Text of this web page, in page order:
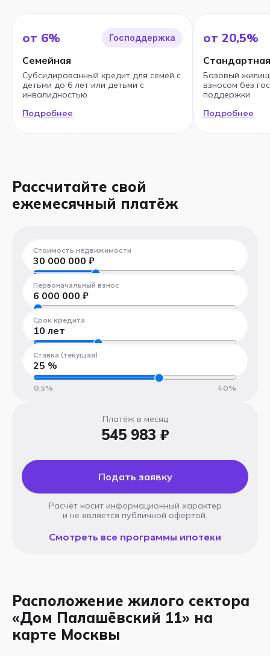
от 6% Господдержка
Семейная
Субсидированный кредит для семей с
детьми до 6 лет или детьми с
инвалидностью
Подробнее
от 20,5%
Стандартная
Базовый
взносом без
поддержки
Подробнее
Рассчитайте свой
ежемесячный платёж
Стоимость недвижимости
30 000 000 ₽
300 000 ₽
Первоначальный взнос
6 000 000 ₽
300 000 ₽
Срок кредита
10 лет
1 год
Ставка (текущая)
25 %
0,5% 40%
Платёж в месяц
545 983 ₽
Подать заявку
Расчёт носит информационный характер
и не является публичной офертой.
Смотреть все программы ипотеки
Расположение жилого сектора
«Дом Палашёвский 11» на
карте Москвы